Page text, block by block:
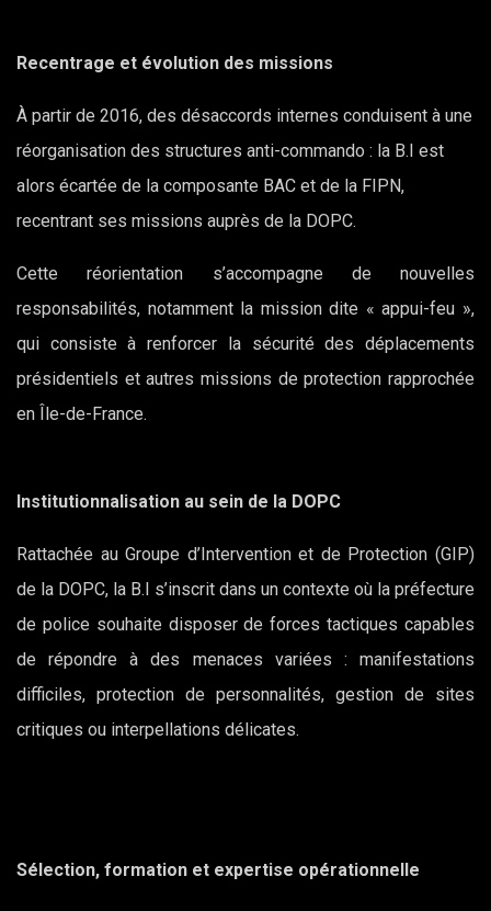
Recentrage et évolution des missions
À partir de 2016, des désaccords internes conduisent à une
réorganisation des structures anti-commando : la B.I est
alors écartée de la composante BAC et de la FIPN,
recentrant ses missions auprès de la DOPC.
Cette réorientation s’accompagne de nouvelles
responsabilités, notamment la mission dite « appui-feu »,
qui consiste à renforcer la sécurité des déplacements
présidentiels et autres missions de protection rapprochée
en Île-de-France.
Institutionnalisation au sein de la DOPC
Rattachée au Groupe d’Intervention et de Protection (GIP)
de la DOPC, la B.I s’inscrit dans un contexte où la préfecture
de police souhaite disposer de forces tactiques capables
de répondre à des menaces variées : manifestations
difficiles, protection de personnalités, gestion de sites
critiques ou interpellations délicates.
Sélection, formation et expertise opérationnelle